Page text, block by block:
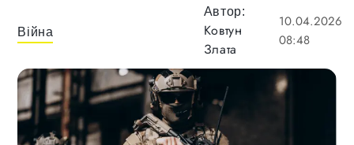
Війна
Автор:
Ковтун
Злата
10.04.2026
08:48